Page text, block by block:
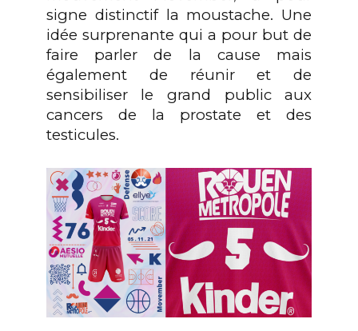
signe distinctif la moustache. Une
idée surprenante qui a pour but de
faire parler de la cause mais
également de réunir et de
sensibiliser le grand public aux
cancers de la prostate et des
testicules.